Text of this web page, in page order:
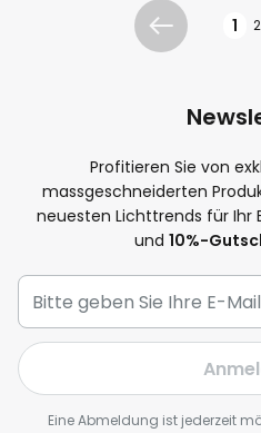
Zurück 1 2
Profitieren Sie von
massgeschneiderten
neuesten Lichttrends für Ihr
und 10%-
Eine Abmeldung ist jederzeit